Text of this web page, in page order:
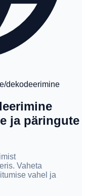
dekodeerimine
ja päringute
Vaheta
vahel ja